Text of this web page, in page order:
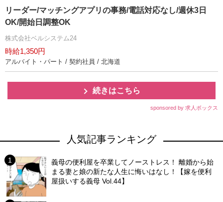
リーダー/マッチングアプリの事務/電話対応なし/週休3日
OK/開始日調整OK
株式会社ベルシステム24
時給1,350円
アルバイト・パート / 契約社員 / 北海道
続きはこちら
sponsored by 求人ボックス
人気記事ランキング
義母の便利屋を卒業してノーストレス！ 離婚から始
まる妻と娘の新たな人生に悔いはなし！【嫁を便利
屋扱いする義母 Vol.44】